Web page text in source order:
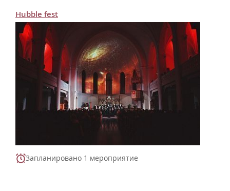
Hubble fest
Запланировано 1 мероприятие